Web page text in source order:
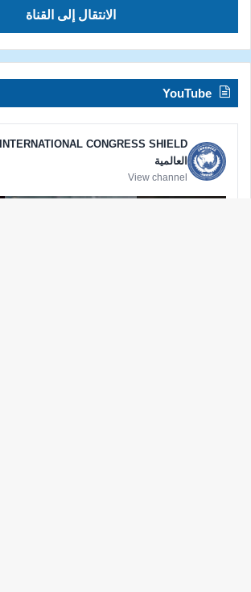
الانتقال إلى القناة
YouTube
العالمية
View channel